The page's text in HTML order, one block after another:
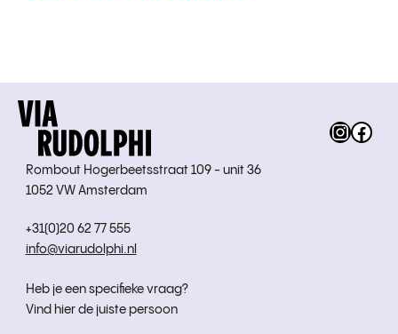
Rombout Hogerbeetsstraat 109 - unit 36
1052 VW Amsterdam
+31(0)20 62 77 555
info@viarudolphi.nl
Heb je een specifieke vraag?
Vind hier de juiste persoon